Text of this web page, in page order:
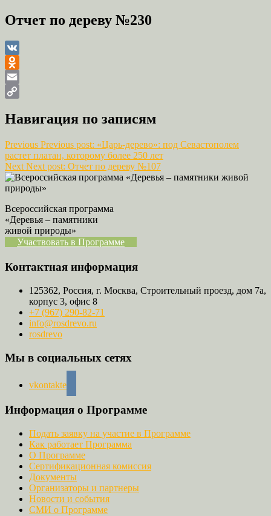
Отчет по дереву №230
VK
Odnoklassniki
Email
Link
Навигация по записям
Previous Previous post: «Царь-дерево»: под Севастополем
растет платан, которому более 250 лет
Next Next post: Отчет по дереву №107
Всероссийская программа
«Деревья – памятники
живой природы»
Участвовать в Программе
Контактная информация
125362, Россия, г. Москва, Строительный проезд, дом 7а,
корпус 3, офис 8
+7 (967) 290-82-71
info@rosdrevo.ru
rosdrevo
Мы в социальных сетях
vkontakte
Информация о Программе
Подать заявку на участие в Программе
Как работает Программа
О Программе
Сертификационная комиссия
Документы
Организаторы и партнеры
Новости и события
СМИ о Программе